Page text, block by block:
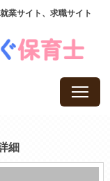
業サイト、求職サイト
細